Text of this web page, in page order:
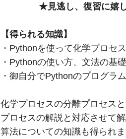
★見逃し、復習に嬉
【得られる知識】
・Pythonを使って化学プロセ
・Pythonの使い方、文法の基
・御自分でPythonのプログラ
化学プロセスの分離プロセス
プロセスの解説と対応させて
算法についての知識も得られ